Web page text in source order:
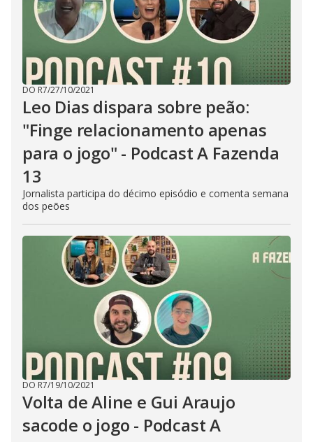
DO R7/27/10/2021
Leo Dias dispara sobre peão:
"Finge relacionamento apenas
para o jogo" - Podcast A Fazenda
13
Jornalista participa do décimo episódio e comenta semana
dos peões
DO R7/19/10/2021
Volta de Aline e Gui Araujo
sacode o jogo - Podcast A